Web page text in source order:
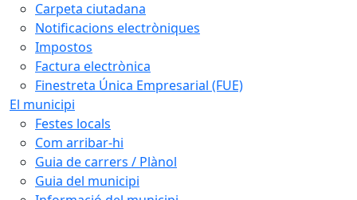
Carpeta ciutadana
Notificacions electròniques
Impostos
Factura electrònica
Finestreta Única Empresarial (FUE)
El municipi
Festes locals
Com arribar-hi
Guia de carrers / Plànol
Guia del municipi